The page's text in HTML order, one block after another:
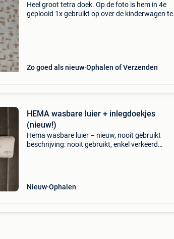
Heel groot tetra doek. Op de foto is hem in 4e
geplooid 1x gebruikt op over de kinderwagen te
Zo goed als nieuw Ophalen of Verzenden
HEMA wasbare luier + inlegdoekjes
(nieuw!)
Hema wasbare luier – nieuw, nooit gebruikt
beschrijving: nooit gebruikt, enkel verkeerd
Nieuw Ophalen